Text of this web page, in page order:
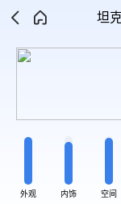
坦
外观 内饰 空间